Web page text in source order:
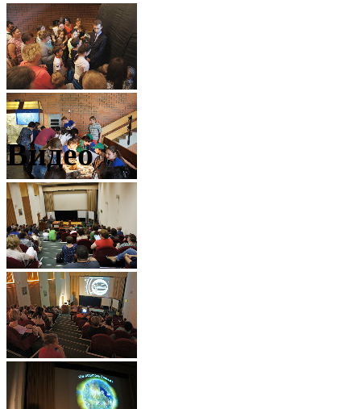
Видео